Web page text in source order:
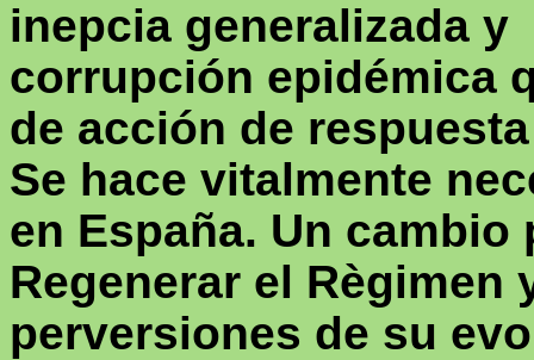
inepcia generalizada y
corrupción epidémica
de acción de
Se hace vitalmente
en España. Un
Regenerar el Règimen
perversiones de su